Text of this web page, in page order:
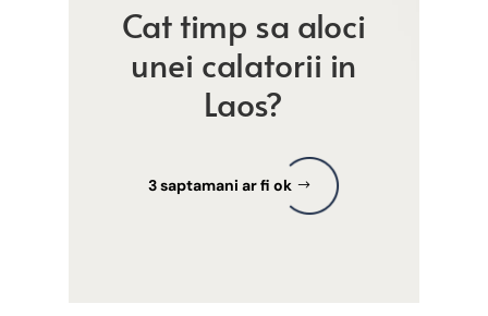
Cat timp sa aloci
unei calatorii in
Laos?
3 saptamani ar fi ok